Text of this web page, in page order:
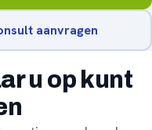
aanvragen
u op kunt